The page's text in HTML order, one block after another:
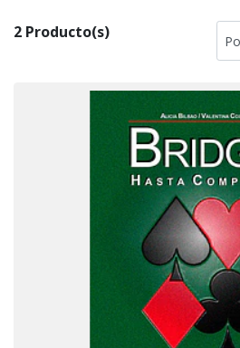
2 Producto(s)